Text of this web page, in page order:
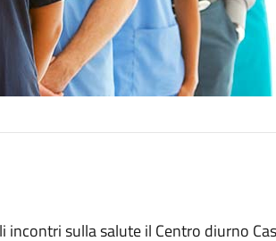
incontri sulla salute il Centro diurno